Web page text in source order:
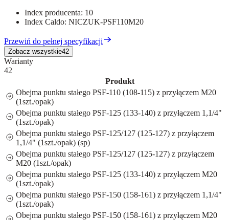
Index producenta: 10
Index Caldo: NICZUK-PSF110M20
Przewiń do pełnej specyfikacji
Zobacz wszystkie42
Warianty
42
Produkt
Obejma punktu stałego PSF-110 (108-115) z przyłączem M20
(1szt./opak)
Obejma punktu stałego PSF-125 (133-140) z przyłączem 1,1/4"
(1szt./opak)
Obejma punktu stałego PSF-125/127 (125-127) z przyłączem
1,1/4" (1szt./opak) (sp)
Obejma punktu stałego PSF-125/127 (125-127) z przyłączem
M20 (1szt./opak)
Obejma punktu stałego PSF-125 (133-140) z przyłączem M20
(1szt./opak)
Obejma punktu stałego PSF-150 (158-161) z przyłączem 1,1/4"
(1szt./opak)
Obejma punktu stałego PSF-150 (158-161) z przyłączem M20